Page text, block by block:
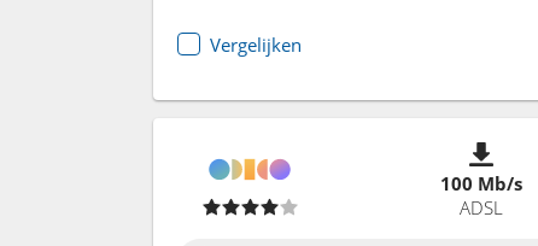
Vergelijken
100 Mb/s
ADSL